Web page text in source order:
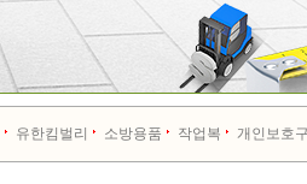
유한킴벌리 소방용품 작업복 개인보호